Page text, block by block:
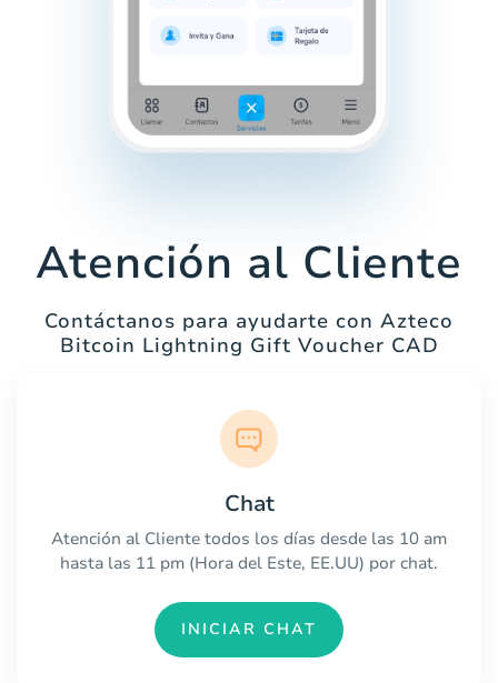
Atención al Cliente
Contáctanos para ayudarte con Azteco
Bitcoin Lightning Gift Voucher CAD
Chat
Atención al Cliente todos los días desde las 10 am
hasta las 11 pm (Hora del Este, EE.UU) por chat.
INICIAR CHAT